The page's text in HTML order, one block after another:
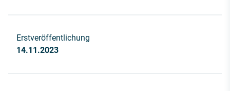
Erstveröffentlichung
14.11.2023